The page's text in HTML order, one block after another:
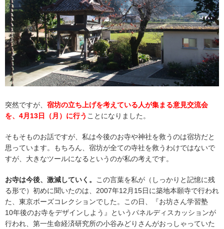
突然ですが、 宿坊の立ち上げを考えている人が集まる意見交流会
を、4月13日（月）に行う ことになりました。
そもそものお話ですが、私は今後のお寺や神社を救うのは宿坊だと
思っています。もちろん、宿坊が全ての寺社を救うわけではないで
すが、大きなツールになるというのが私の考えです。
お寺は今後、激減していく。
この言葉を私が（しっかりと記憶に残
る形で）初めに聞いたのは、2007年12月15日に築地本願寺で行われ
た、東京ボーズコレクションでした。この日、『お坊さん学習塾
10年後のお寺をデザインしよう』というパネルディスカッションが
行われ、第一生命経済研究所の小谷みどりさんがおっしゃっていた